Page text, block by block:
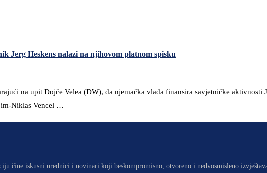
Jerg Heskens nalazi na njihovom platnom spisku
na upit Dojče Velea (DW), da njemačka vlada finansira savjetničke aktivnosti
Niklas Vencel …
čine iskusni urednici i novinari koji beskompromisno, otvoreno i nedvosmisleno